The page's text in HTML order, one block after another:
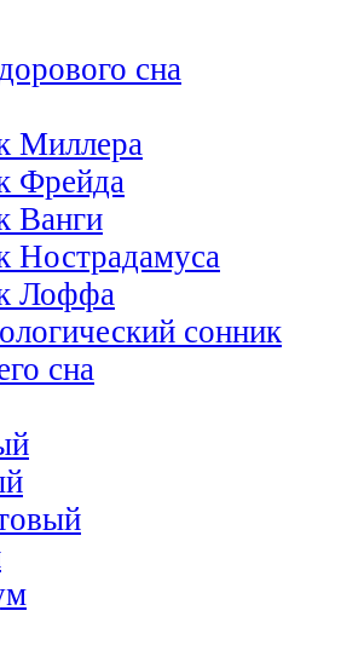
сна
Миллера
Фрейда
Ванги
Нострадамуса
Лоффа
сонник
сна